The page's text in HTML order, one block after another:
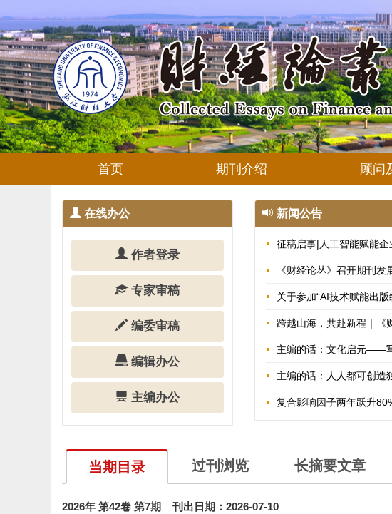
首页 期刊介绍 顾问
在线办公
作者登录
专家审稿
编委审稿
编辑办公
主编办公
新闻公告
征稿启事|人工智能赋能企
《财经论丛》召开期刊发
关于参加“AI技术赋能出
跨越山海，共赴新程｜《
主编的话：文化启元——
主编的话：人人都可创造
复合影响因子两年跃升
主编的话：要像抓八项规
《财经论丛》入选“2025
当期目录 过刊浏览 长摘要文章
2026年 第42卷 第7期 刊出日期：2026-07-10